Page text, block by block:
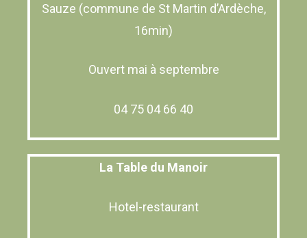
Sauze (commune de St Martin d’Ardèche,
16min)
Ouvert mai à septembre
04 75 04 66 40
La Table du Manoir
Hotel-restaurant